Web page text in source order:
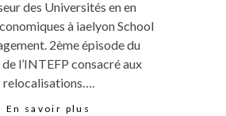
des Universités en en
à iaelyon School
2ème épisode du
l’INTEFP consacré aux
relocalisations….
En savoir plus